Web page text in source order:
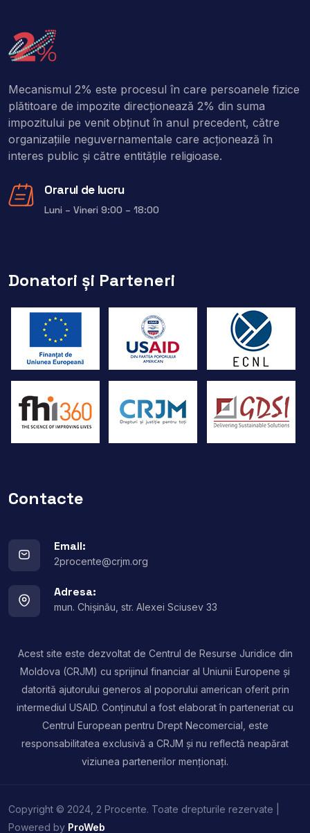
Mecanismul 2% este procesul în care persoanele fizice
plătitoare de impozite direcţionează 2% din suma
impozitului pe venit obţinut în anul precedent, către
organizaţiile neguvernamentale care acţionează în
interes public şi către entitățile religioase.
Orarul de lucru
Luni – Vineri 9:00 – 18:00
Donatori și Parteneri
Contacte
Email:
2procente@crjm.org
Adresa:
mun. Chișinău, str. Alexei Sciusev 33
Acest site este dezvoltat de Centrul de Resurse Juridice din
Moldova (CRJM) cu sprijinul financiar al Uniunii Europene și
datorită ajutorului generos al poporului american oferit prin
intermediul USAID. Conținutul a fost elaborat în parteneriat cu
Centrul European pentru Drept Necomercial, este
responsabilitatea exclusivă a CRJM și nu reflectă neapărat
viziunea partenerilor menționați.
Copyright © 2024, 2 Procente. Toate drepturile rezervate |
Powered by ProWeb